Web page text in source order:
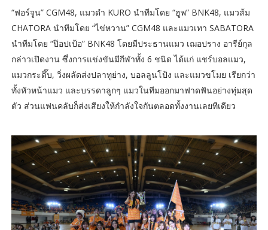
“ฟอร์จูน” CGM48, แมวดำ KURO นำทีมโดย “ฮูพ” BNK48, แมวส้ม
CHATORA นำทีมโดย “ไข่หวาน” CGM48 และแมวเทา SABATORA
นำทีมโดย “ป๊อปเป้อ” BNK48 โดยมีประธานแมว เฌอปราง อารีย์กุล
กล่าวเปิดงาน ซึ่งการแข่งขันมีกีฬาทั้ง 6 ชนิด ได้แก่ แชร์บอลแมว,
แมวกระดึ๊บ, วิ่งผลัดส่งปลาทูย่าง, บอลลูนโป้ง และแมวขโมย เรียกว่า
ทั้งหัวหน้าแมว และบรรดาลูกๆ แมวในทีมออกมาฟาดฟันอย่างทุ่มสุด
ตัว ส่วนแฟนคลับก็ส่งเสียงให้กำลังใจกันตลอดทั้งงานเลยทีเดียว